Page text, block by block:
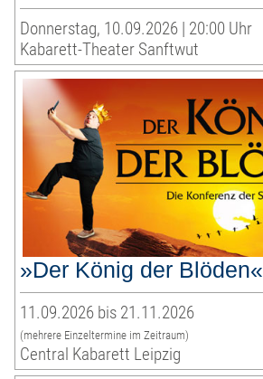
Donnerstag, 10.09.2026 | 20:00 Uhr
Kabarett-Theater Sanftwut
»Der König der Blöden«
11.09.2026 bis 21.11.2026
(mehrere Einzeltermine im Zeitraum)
Central Kabarett Leipzig